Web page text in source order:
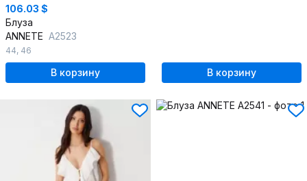
106.03 $
Блуза
ANNETE A2523
44, 46
В корзину В корзину